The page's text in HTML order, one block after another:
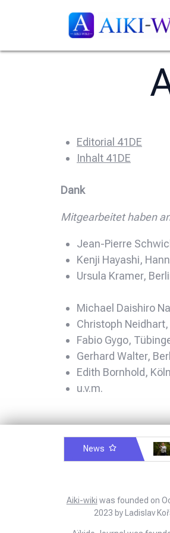
Editorial 41DE
Inhalt 41DE
Dank
Mitgearbeitet haben
Jean-Pierre
Kenji Hayashi,
Ursula Kramer,
Michael Daishiro
Christoph
Fabio Gygo,
Gerhard Walter,
Edith Bornhold, Köln
u.v.m.
News
Aiki-wiki was founded on
2023 by Ladislav